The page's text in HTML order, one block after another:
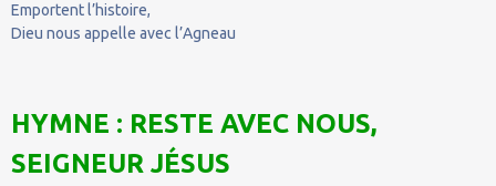
Emportent l’histoire,
Dieu nous appelle avec l’Agneau
HYMNE : RESTE AVEC NOUS,
SEIGNEUR JÉSUS